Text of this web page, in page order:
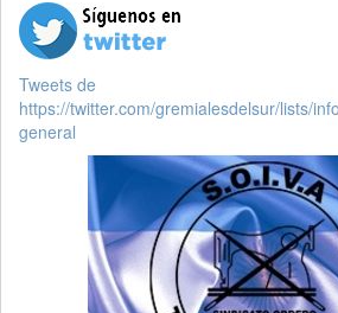
Tweets de
https://twitter.com/gremialesdelsur/lists/
general